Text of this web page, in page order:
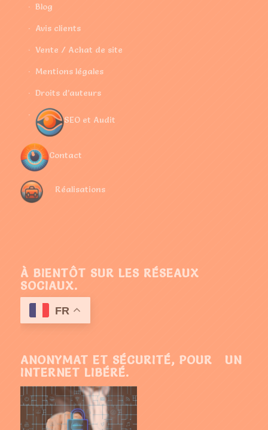
Blog
Avis clients
Vente / Achat de site
Mentions légales
Droits d’auteurs
SEO et Audit
Contact
Réalisations
À BIENTÔT SUR LES RÉSEAUX
SOCIAUX.
FR
ANONYMAT ET SÉCURITÉ, POUR UN
INTERNET LIBÉRÉ.